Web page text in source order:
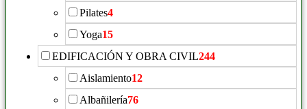
Pilates4
Yoga15
EDIFICACIÓN Y OBRA CIVIL244
Aislamiento12
Albañilería76